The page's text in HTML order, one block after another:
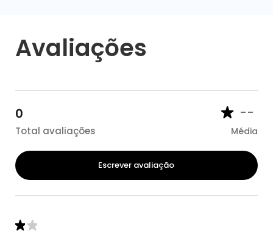
Avaliações
0
Total avaliações
--
Média
Escrever avaliação